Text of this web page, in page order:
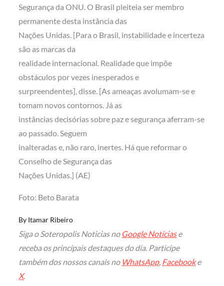
Segurança da ONU. O Brasil pleiteia ser membro
permanente desta instância das
Nações Unidas. [Para o Brasil, instabilidade e incerteza
são as marcas da
realidade internacional. Realidade que impõe
obstáculos por vezes inesperados e
surpreendentes], disse. [As ameaças avolumam-se e
tomam novos contornos. Já as
instâncias decisórias sobre paz e segurança aferram-se
ao passado. Seguem
inalteradas e, não raro, inertes. Há que reformar o
Conselho de Segurança das
Nações Unidas.] (AE)
Foto: Beto Barata
By Itamar Ribeiro
Siga o Soteropolis Noticias no Google Notíciase
receba os principais destaques do dia. Participe
também dos nossos canais no WhatsApp, Facebooke
X.